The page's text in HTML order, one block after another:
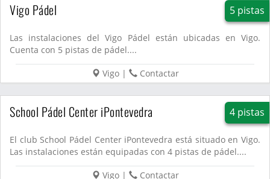
Vigo Pádel 5 pistas
Las instalaciones del Vigo Pádel están ubicadas en Vigo.
Cuenta con 5 pistas de pádel....
Vigo| Contactar
School Pádel Center iPontevedra 4 pistas
El club School Pádel Center iPontevedra está situado en Vigo.
Las instalaciones están equipadas con 4 pistas de pádel....
Vigo| Contactar